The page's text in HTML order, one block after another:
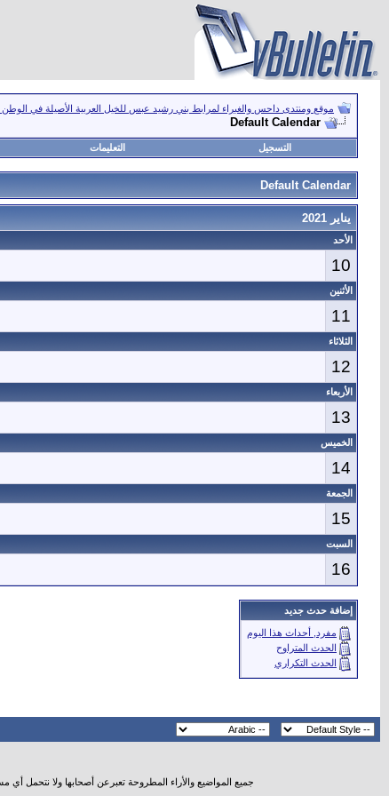
موقع ومنتدى داحس والغبراء لمرابط بني رشيد عبس للخيل العربية الأصيلة في الوطن
Default Calendar
التسجيل التعليمات
Default Calendar
يناير 2021
الأحد
10
الأثنين
11
الثلاثاء
12
الأربعاء
13
الخميس
14
الجمعة
15
السبت
16
إضافة حدث جديد
مفرد, أحداث هذا اليوم
الحدث المتراوح
الحدث التكراري
جميع المواضيع والأراء المطروحة تعبرعن أصحابها ولا نتحمل